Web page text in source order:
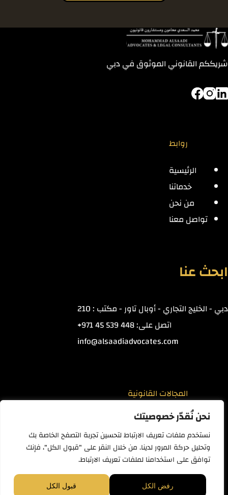
نحن نُقدّر خصوصيتك
نستخدم ملفات تعريف الارتباط لتحسين تجربة التصفح الخاصة بك
وتحليل حركة المرور لدينا. من خلال النقر على "قبول الكل"، فإنك
توافق على استخدامنا لملفات تعريف الارتباط.
رفض الكل قبول الكل
شريككم القانوني الموثوق في دبي
روابط
الرئيسية
خدماتنا
من نحن
تواصل معنا
ابحث عنا
دبي - الخليج التجاري - أوبال تاور - مكتب : 210
اتصل على: 448 539 45 971+
info@alsaadiadvocates.com
المجالات القانونية
المصارف الاسلامية
القانون التجاري
القانون العقاري
Copyright © Mohammad Alsaadi Advocates & Legal
تواصل معنا